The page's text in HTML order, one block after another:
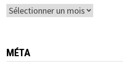
Archives
MÉTA